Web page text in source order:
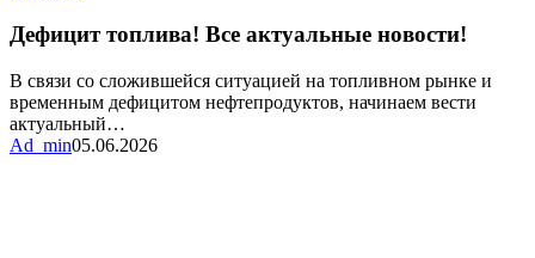
Все
новости!
Дефицит топлива! Все актуальные новости!
В связи со сложившейся ситуацией на топливном рынке и
временным дефицитом нефтепродуктов, начинаем вести
актуальный…
Ad_min05.06.2026